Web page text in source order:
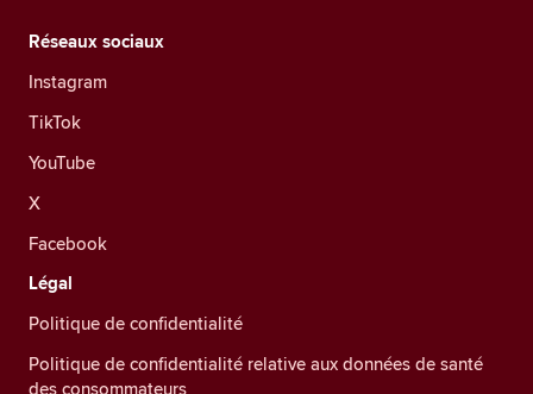
Réseaux sociaux
Instagram
TikTok
YouTube
X
Facebook
Légal
Politique de confidentialité
Politique de confidentialité relative aux données de santé
des consommateurs